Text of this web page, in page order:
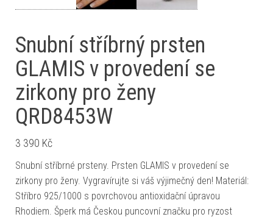
Snubní stříbrný prsten
GLAMIS v provedení se
zirkony pro ženy
QRD8453W
3 390 Kč
Snubní stříbrné prsteny. Prsten GLAMIS v provedení se
zirkony pro ženy. Vygravírujte si váš výjimečný den! Materiál:
Stříbro 925/1000 s povrchovou antioxidační úpravou
Rhodiem. Šperk má Českou puncovní značku pro ryzost